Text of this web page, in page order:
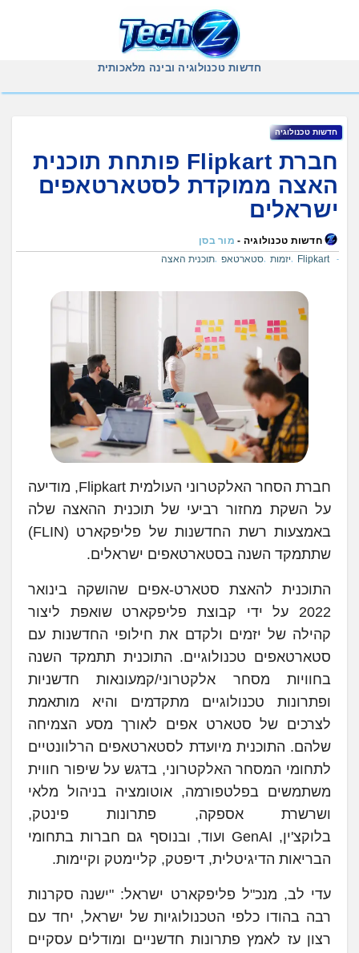
חדשות טכנולוגיה ובינה מלאכותית
חדשות טכנולוגיה
חברת Flipkart פותחת תוכנית
האצה ממוקדת לסטארטאפים
ישראלים
חדשות טכנולוגיה - מור בסן
Flipkart
יזמות סטארטאפ תוכנית האצה
חברת הסחר האלקטרוני העולמית Flipkart, מודיעה
על השקת מחזור רביעי של תוכנית ההאצה שלה
באמצעות רשת החדשנות של פליפקארט (FLIN)
שתתמקד השנה בסטארטאפים ישראלים.
התוכנית להאצת סטארט-אפים שהושקה בינואר
2022 על ידי קבוצת פליפקארט שואפת ליצור
קהילה של יזמים ולקדם את חילופי החדשנות עם
סטארטאפים טכנולוגיים. התוכנית תתמקד השנה
בחוויות מסחר אלקטרוני/קמעונאות חדשניות
ופתרונות טכנולוגיים מתקדמים והיא מותאמת
לצרכים של סטארט אפים לאורך מסע הצמיחה
שלהם. התוכנית מיועדת לסטארטאפים הרלוונטיים
לתחומי המסחר האלקטרוני, בדגש על שיפור חווית
משתמשים בפלטפורמה, אוטומציה בניהול מלאי
ושרשרת אספקה, פתרונות פינטק,
בלוקצ'ין, GenAI ועוד, ובנוסף גם חברות בתחומי
הבריאות הדיגיטלית, דיפטק, קליימטק וקיימות.
עדי לב, מנכ"ל פליפקארט ישראל: "ישנה סקרנות
רבה בהודו כלפי הטכנולוגיות של ישראל, יחד עם
רצון עז לאמץ פתרונות חדשניים ומודלים עסקיים